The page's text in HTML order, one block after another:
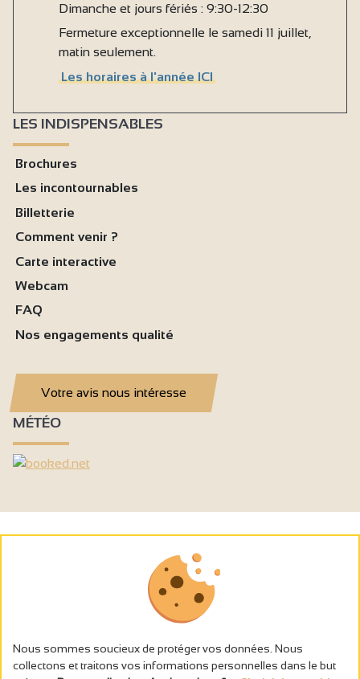
Dimanche et jours fériés : 9:30-12:30
Fermeture exceptionnelle le samedi 11 juillet,
matin seulement.
Les horaires à l'année ICI
LES INDISPENSABLES
Brochures
Les incontournables
Billetterie
Comment venir ?
Carte interactive
Webcam
FAQ
Nos engagements qualité
Votre avis nous intéresse
MÉTÉO
Nous sommes soucieux de protéger vos données. Nous
collectons et traitons vos informations personnelles dans le but